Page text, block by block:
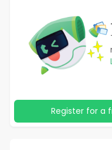
Register for a